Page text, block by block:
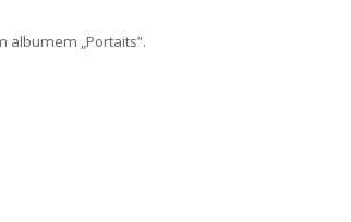
albumem „Portaits”.